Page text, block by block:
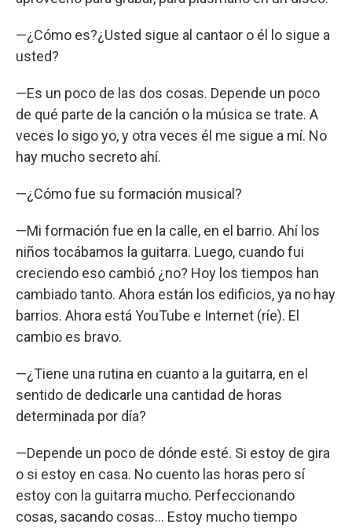
—¿Cómo es?¿Usted sigue al cantaor o él lo sigue a
usted?
—Es un poco de las dos cosas. Depende un poco
de qué parte de la canción o la música se trate. A
veces lo sigo yo, y otra veces él me sigue a mí. No
hay mucho secreto ahí.
—¿Cómo fue su formación musical?
—Mi formación fue en la calle, en el barrio. Ahí los
niños tocábamos la guitarra. Luego, cuando fui
creciendo eso cambió ¿no? Hoy los tiempos han
cambiado tanto. Ahora están los edificios, ya no hay
barrios. Ahora está YouTube e Internet (ríe). El
cambio es bravo.
—¿Tiene una rutina en cuanto a la guitarra, en el
sentido de dedicarle una cantidad de horas
determinada por día?
—Depende un poco de dónde esté. Si estoy de gira
o si estoy en casa. No cuento las horas pero sí
estoy con la guitarra mucho. Perfeccionando
cosas, sacando cosas… Estoy mucho tiempo